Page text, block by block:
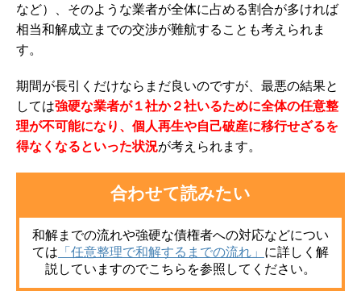
など）、そのような業者が全体に占める割合が多ければ
相当和解成立までの交渉が難航することも考えられま
す。
期間が長引くだけならまだ良いのですが、最悪の結果と
しては強硬な業者が１社か２社いるために全体の任意整
理が不可能になり、個人再生や自己破産に移行せざるを
得なくなるといった状況が考えられます。
合わせて読みたい
和解までの流れや強硬な債権者への対応などについ
ては 「任意整理で和解するまでの流れ」 に詳しく解
説していますのでこちらを参照してください。